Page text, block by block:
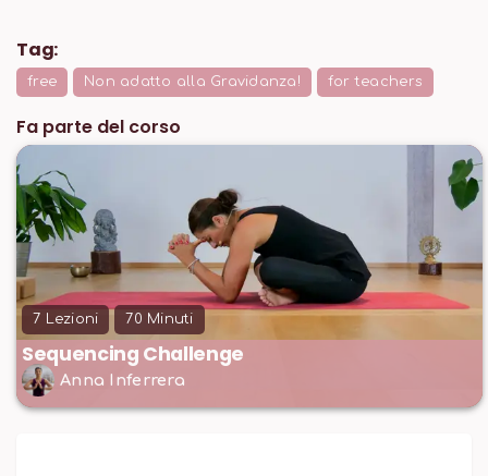
Tag:
free Non adatto alla Gravidanza! for teachers
Fa parte del corso
7 Lezioni 70 Minuti
Sequencing Challenge
Anna Inferrera